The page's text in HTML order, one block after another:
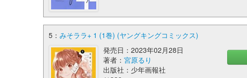
5： みそララ+ 1 (1巻) (ヤングキングコミックス)
発売日：2023年02月28日
著者：宮原るり
出版社：少年画報社